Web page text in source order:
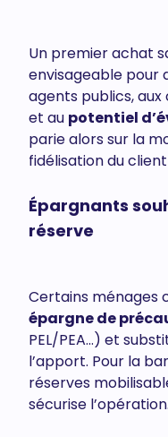
Un premier achat
envisageable pour
agents publics,
et au potentiel
parie alors sur la
fidélisation du
Épargnants
réserve
Certains ménages
épargne de
PEL/PEA…) et
l’apport. Pour la
réserves
sécurise l’opération.